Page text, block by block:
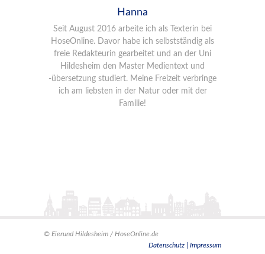
Hanna
Seit August 2016 arbeite ich als Texterin bei
HoseOnline. Davor habe ich selbstständig als
freie Redakteurin gearbeitet und an der Uni
Hildesheim den Master Medientext und
-übersetzung studiert. Meine Freizeit verbringe
ich am liebsten in der Natur oder mit der
Familie!
© Eierund Hildesheim / HoseOnline.de
Datenschutz |
Impressum